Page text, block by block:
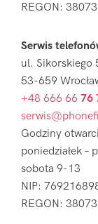
REGON:
Serwis
ul. Sikorskiego
53-659
+48 666 66 76
Godziny
poniedziałek –
sobota 9-13
NIP:
REGON: